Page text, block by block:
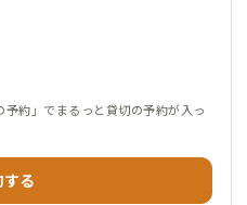
約」でまるっと貸切の予約が入っ
る